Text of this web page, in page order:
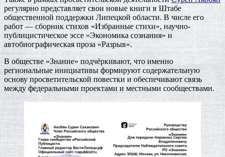
регулярно представляет свои новые книги в Штабе
общественной поддержки Липецкой области. В числе его
работ — сборник стихов «Избранные стихи», научно-
публицистическое эссе «Экономика сознания» и
автобиографическая проза «Разрыв».
В обществе «Знание» подчёркивают, что именно
региональные инициативы формируют содержательную
основу просветительской повестки и обеспечивают связь
между федеральными проектами и местными сообществами.